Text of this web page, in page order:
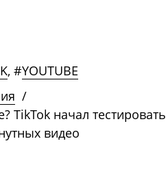
, #YOUTUBE
/
TikTok начал тестировать
видео